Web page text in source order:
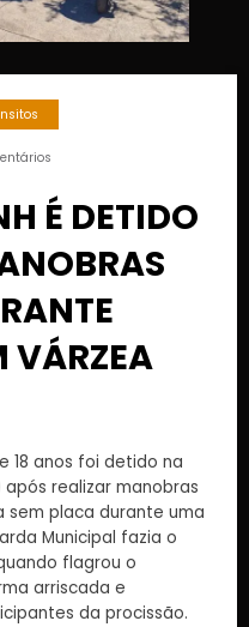
É DETIDO
VÁRZEA
18 anos foi detido na
realizar manobras
placa durante uma
Municipal fazia o
flagrou o
arriscada e
da procissão.